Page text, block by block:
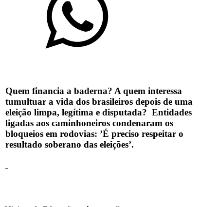
Quem financia a baderna? A quem interessa
tumultuar a vida dos brasileiros depois de uma
eleição limpa, legítima e disputada? Entidades
ligadas aos caminhoneiros condenaram os
bloqueios em rodovias: ’É preciso respeitar o
resultado soberano das eleições’.